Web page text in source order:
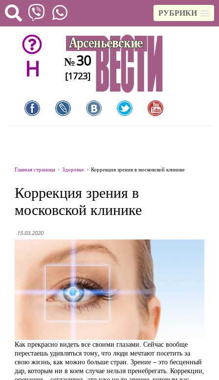
РУБРИКИ
H №30
[1723]
Главная страница Здоровье Коррекция зрения в московской клинике
Коррекция зрения в
московской клинике
15.03.2020
Как прекрасно видеть все своими глазами. Сейчас вообще
перестаешь удивляться тому, что люди мечтают посетить за
свою жизнь, как можно больше стран. Зрение – это бесценный
дар, которым ни в коем случае нельзя пренебрегать. Коррекции,